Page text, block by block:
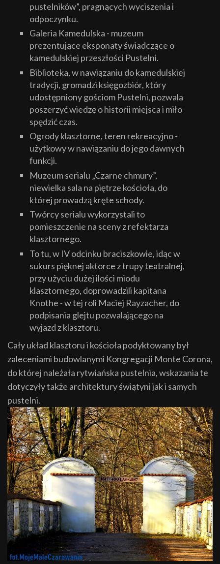
pustelników”, pragnących wyciszenia i
odpoczynku.
Galeria Kamedulska - muzeum
prezentujące eksponaty świadczące o
kamedulskiej przeszłości Pustelni.
Biblioteka, w nawiązaniu do kamedulskiej
tradycji, gromadzi księgozbiór, który
udostępniony gościom Pustelni, pozwala
poszerzyć wiedzę o historii miejsca i miło
spędzić czas.
Ogrody klasztorne, teren rekreacyjno -
użytkowy w nawiązaniu do jego dawnych
funkcji.
Muzeum serialu „Czarne chmury”,
niewielka sala na piętrze kościoła, do
której prowadzą kręte schody.
Twórcy serialu wykorzystali to
pomieszczenie na sceny z refektarza
klasztornego.
To tu, w IV odcinku braciszkowie, idąc w
sukurs pięknej aktorce z trupy teatralnej,
przy użyciu dużej ilości miodu
klasztornego, doprowadzili kapitana
Knothe - w tej roli Maciej Rayzacher, do
podpisania glejtu pozwalającego na
wyjazd z klasztoru.
Cały układ klasztoru i kościoła podyktowany był
zaleceniami budowlanymi Kongregacji Monte Corona,
do której należała rytwiańska pustelnia, wskazania te
dotyczyły także architektury świątyni jak i samych
pustelni.